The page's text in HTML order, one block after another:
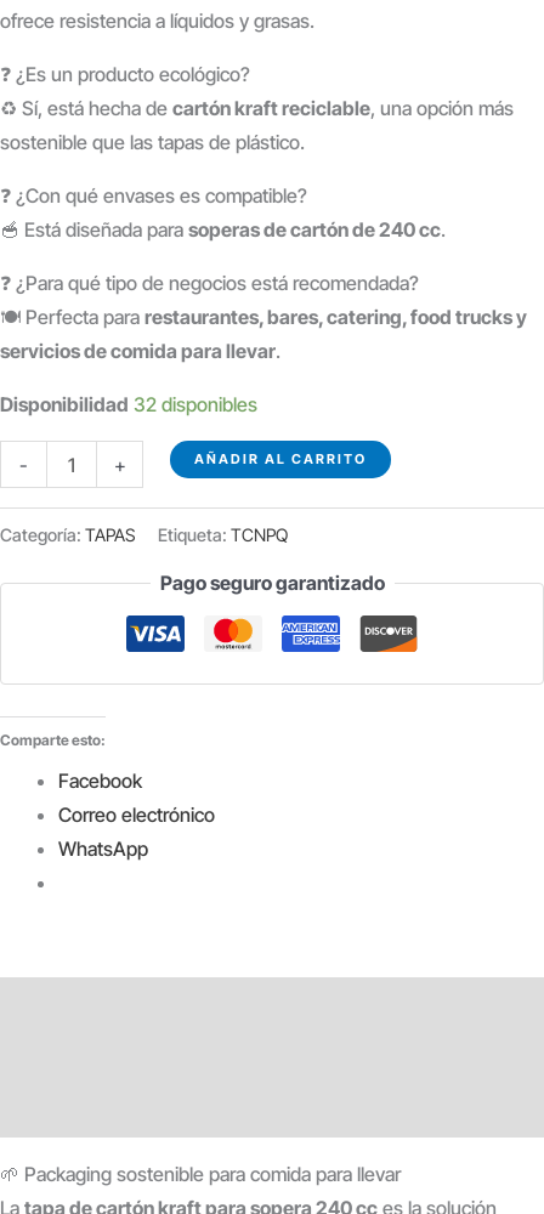
ofrece resistencia a líquidos y grasas.
❓ ¿Es un producto ecológico?
♻️ Sí, está hecha de cartón kraft reciclable, una opción más
sostenible que las tapas de plástico.
❓ ¿Con qué envases es compatible?
🥣 Está diseñada para soperas de cartón de 240 cc.
❓ ¿Para qué tipo de negocios está recomendada?
🍽️ Perfecta para restaurantes, bares, catering, food trucks y
servicios de comida para llevar.
Disponibilidad 32 disponibles
-
DE
CARTON
240
+ AÑADIR AL CARRITO
Categoría: TAPAS Etiqueta: TCNPQ
Pago seguro garantizado
Comparte esto:
Facebook
Correo electrónico
WhatsApp
🌱 Packaging sostenible para comida para llevar
La tapa de cartón kraft para sopera 240 cc es la solución